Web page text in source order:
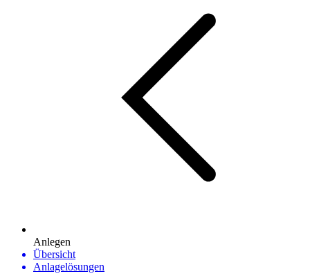
Anlegen
Übersicht
Anlagelösungen